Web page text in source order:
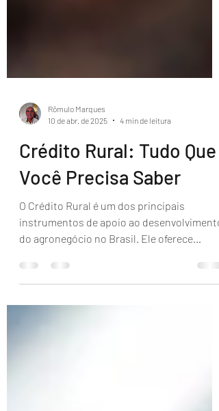
10 de abr. de 2025
4 min de leitura
Crédito Rural: Tudo Que
Você Precisa Saber
O Crédito Rural é um dos principais
do agronegócio no Brasil. Ele oferece
condições financeiras...